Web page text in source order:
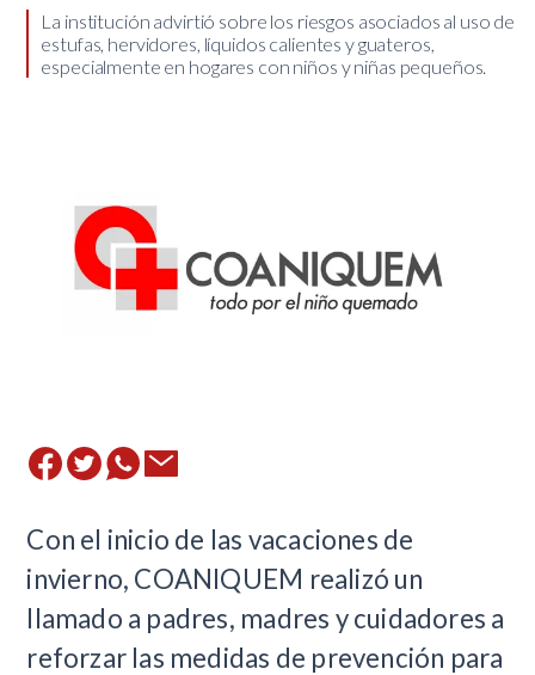
​La institución advirtió sobre los riesgos asociados al uso de
estufas, hervidores, líquidos calientes y guateros,
especialmente en hogares con niños y niñas pequeños.
Con el inicio de las vacaciones de
invierno, COANIQUEM realizó un
llamado a padres, madres y cuidadores a
reforzar las medidas de prevención para